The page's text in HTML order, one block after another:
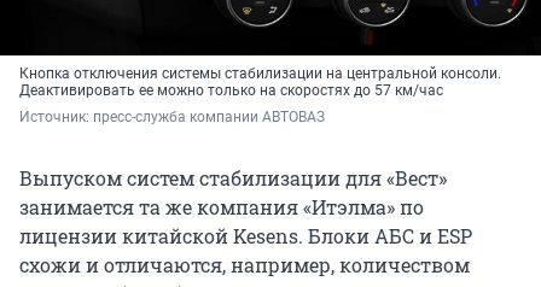
Кнопка отключения системы стабилизации на центральной консоли.
Деактивировать ее можно только на скоростях до 57 км/час
Источник: пресс-служба компании АВТОВАЗ
Выпуском систем стабилизации для «Вест»
занимается та же компания «Итэлма» по
лицензии китайской Kesens. Блоки АБС и ESP
схожи и отличаются, например, количеством